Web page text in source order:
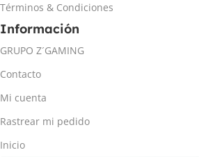
Términos & Condiciones
Información
GRUPO Z´GAMING
Contacto
Mi cuenta
Rastrear mi pedido
Inicio